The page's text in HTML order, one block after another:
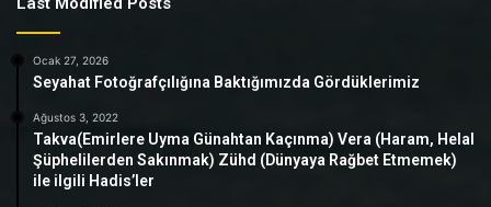
Ocak 27, 2026
Seyahat Fotoğrafçılığına Baktığımızda Gördüklerimiz
Ağustos 3, 2022
Takva(Emirlere Uyma Günahtan Kaçınma) Vera (Haram, Helal
Şüphelilerden Sakınmak) Zühd (Dünyaya Rağbet Etmemek)
ile ilgili Hadis’ler